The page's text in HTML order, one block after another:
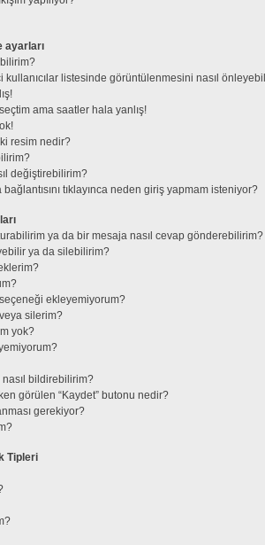
ayarları
kullanıcılar listesinde görüntülenmesini nasıl
ama saatler hala yanlış!
resim nedir?
değiştirebilirim?
bağlantısını tıklayınca neden giriş yapmam isteniyor?
ya da bir mesaja nasıl cevap gönderebilirim?
ya da silebilirim?
ekleyemiyorum?
silerim?
yok?
nasıl bildirebilirim?
görülen “Kaydet” butonu nedir?
gerekiyor?
Tipleri